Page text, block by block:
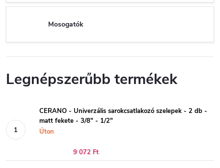
Mosogatók
Legnépszerűbb termékek
CERANO - Univerzális sarokcsatlakozó szelepek - 2 db -
matt fekete - 3/8" - 1/2"
Úton
9 072 Ft